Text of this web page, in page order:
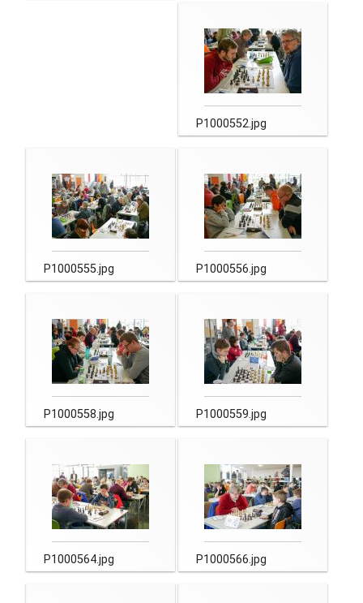
P1000552.jpg
P1000555.jpg P1000556.jpg
P1000558.jpg P1000559.jpg
P1000564.jpg P1000566.jpg